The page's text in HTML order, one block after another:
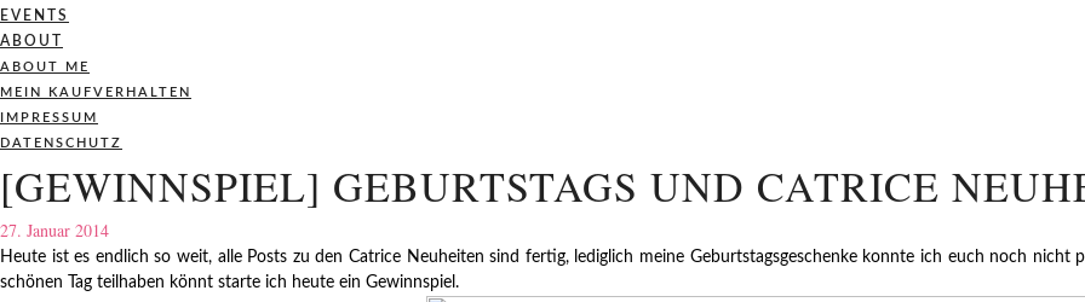
EVENTS
ABOUT
ABOUT ME
MEIN KAUFVERHALTEN
IMPRESSUM
DATENSCHUTZ
[GEWINNSPIEL] GEBURTSTAGS UND CATRICE
27. Januar 2014
Heute ist es endlich so weit, alle Posts zu den Catrice Neuheiten sind fertig, lediglich meine Geburtstagsgeschenke konnte ich euch noch
schönen Tag teilhaben könnt starte ich heute ein Gewinnspiel.